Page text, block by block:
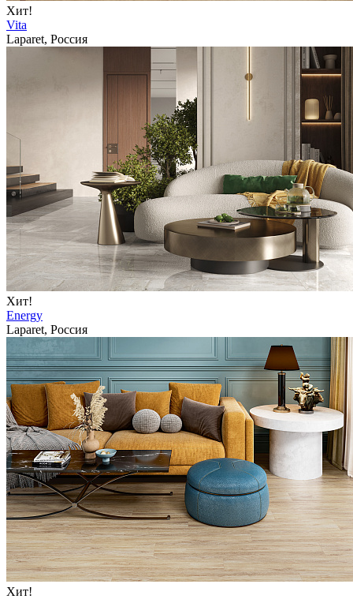
Хит!
Vita
Laparet, Россия
Хит!
Energy
Laparet, Россия
Хит!